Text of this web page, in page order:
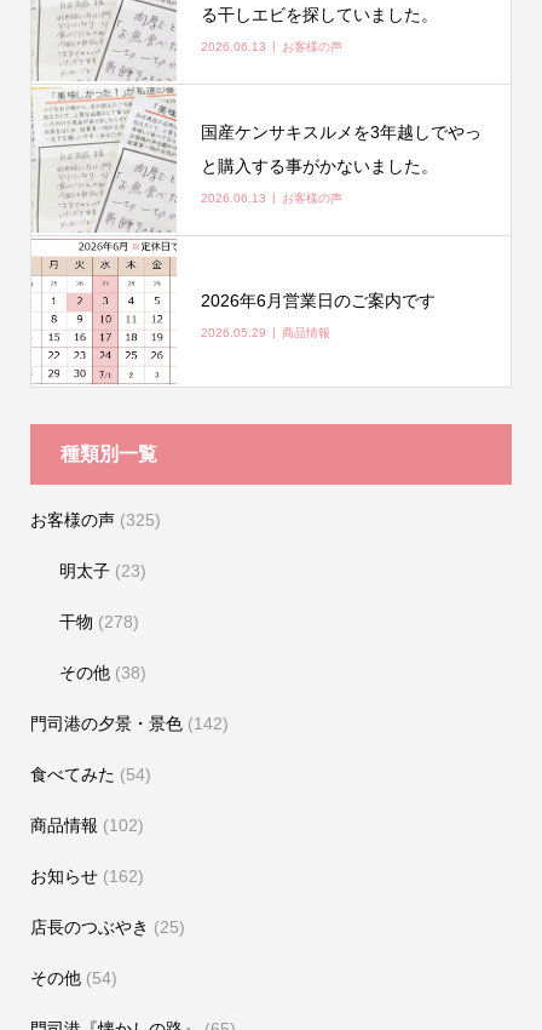
る干しエビを探していました。
2026.06.13 お客様の声
国産ケンサキスルメを3年越しでやっ
と購入する事がかないました。
2026.06.13 お客様の声
2026年6月営業日のご案内です
2026.05.29 商品情報
種類別一覧
お客様の声(325)
明太子 (23)
干物 (278)
その他 (38)
門司港の夕景・景色(142)
食べてみた (54)
商品情報 (102)
お知らせ(162)
店長のつぶやき (25)
その他(54)